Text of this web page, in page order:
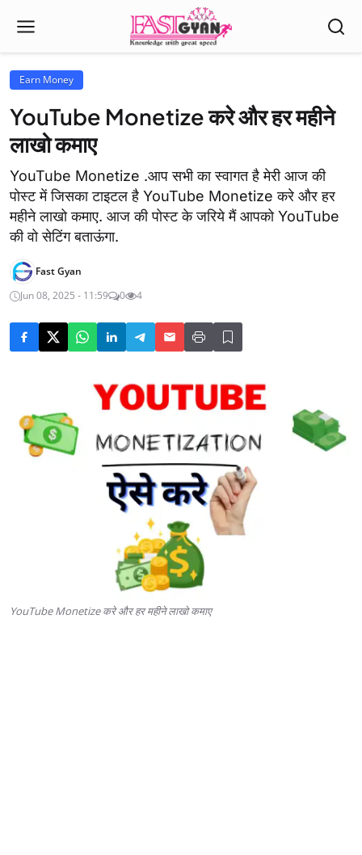
Earn Money
YouTube Monetize करे और हर महीने
लाखो कमाए
YouTube Monetize .आप सभी का स्वागत है मेरी आज की
पोस्ट में जिसका टाइटल है YouTube Monetize करे और हर
महीने लाखो कमाए. आज की पोस्ट के जरिये मैं आपको YouTube
की वो सेटिंग बताऊंगा.
Fast Gyan
Jun 08, 2025 - 11:59
0 4
YouTube Monetize करे और हर महीने लाखो कमाए